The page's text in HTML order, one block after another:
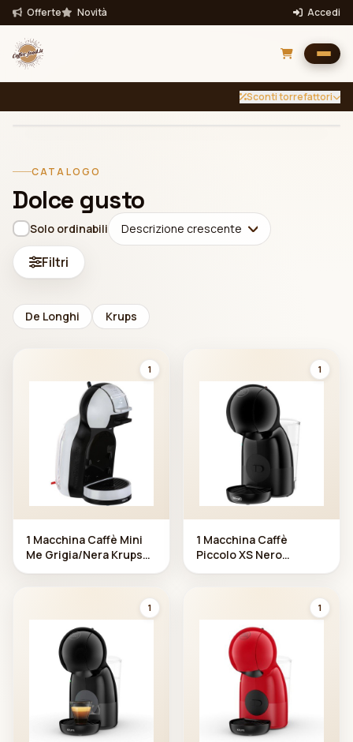
Offerte Novità Accedi
Sconti torrefattori
Bevande Filtra
CATALOGO
Dolce gusto
Solo ordinabili Descrizione crescente
Filtri
De Longhi Krups
1
1 Macchina Caffè Mini
Me Grigia/Nera Krups
1
1 Macchina Caffè
Piccolo XS Nero
1 1